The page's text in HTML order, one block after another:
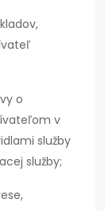
o
v
služby
služby;